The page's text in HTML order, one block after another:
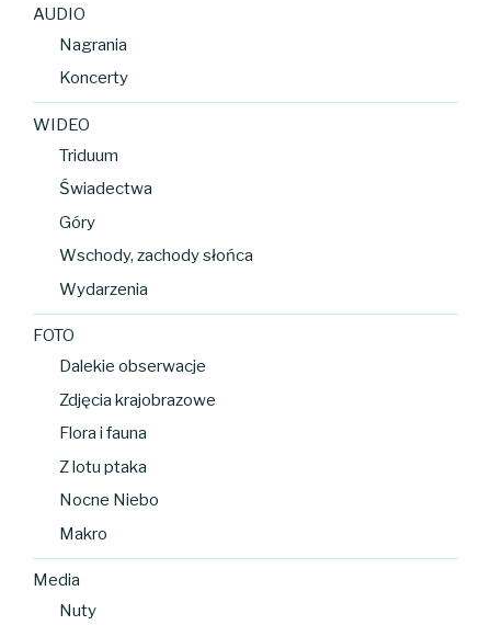
AUDIO
Nagrania
Koncerty
WIDEO
Triduum
Świadectwa
Góry
Wschody, zachody słońca
Wydarzenia
FOTO
Dalekie obserwacje
Zdjęcia krajobrazowe
Flora i fauna
Z lotu ptaka
Nocne Niebo
Makro
Media
Nuty